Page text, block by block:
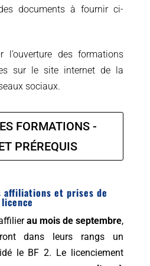
documents à fournir ci-
l’ouverture des formations
sur le site internet de la
sociaux.
FORMATIONS -
PRÉREQUIS
affiliations et prises de
licence
au mois de septembre,
dans leurs rangs un
le BF 2. Le licenciement